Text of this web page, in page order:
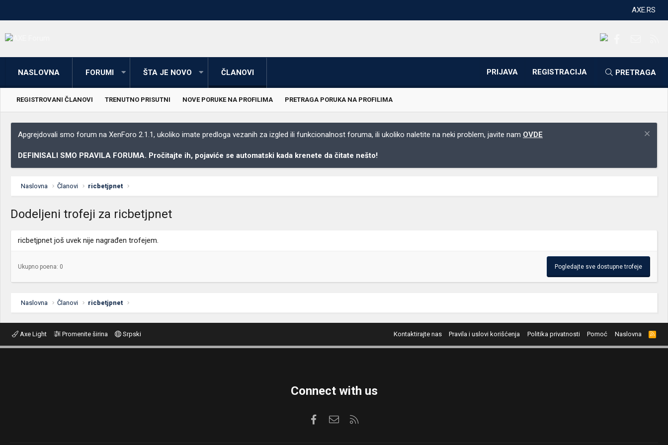
AXE.RS
NASLOVNA FORUMI ŠTA JE NOVO ČLANOVI PRIJAVA REGISTRACIJA PRETRAGA
REGISTROVANI ČLANOVI TRENUTNO PRISUTNI NOVE PORUKE NA PROFILIMA PRETRAGA PORUKA NA PROFILIMA
Apgrejdovali smo forum na XenForo 2.1.1, ukoliko imate predloga vezanih za izgled ili funkcionalnost foruma, ili ukoliko naletite na neki problem, javite nam OVDE
DEFINISALI SMO PRAVILA FORUMA. Pročitajte ih, pojaviće se automatski kada krenete da čitate nešto!
Naslovna Članovi ricbetjpnet
Dodeljeni trofeji za ricbetjpnet
ricbetjpnet još uvek nije nagrađen trofejem.
Ukupno poena: 0 Pogledajte sve dostupne trofeje
Naslovna Članovi ricbetjpnet
Axe Light Promenite širina Srpski Kontaktirajte nas Pravila i uslovi korišćenja Politika privatnosti Pomoć Naslovna
R
S
S
Connect with us
FacebookKontaktirajte nas